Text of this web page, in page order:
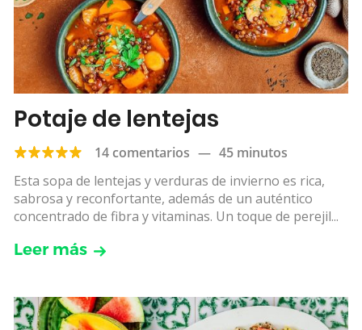
Potaje de lentejas
14 comentarios — 45 minutos
Esta sopa de lentejas y verduras de invierno es rica,
sabrosa y reconfortante, además de un auténtico
concentrado de fibra y vitaminas. Un toque de perejil...
Leer más